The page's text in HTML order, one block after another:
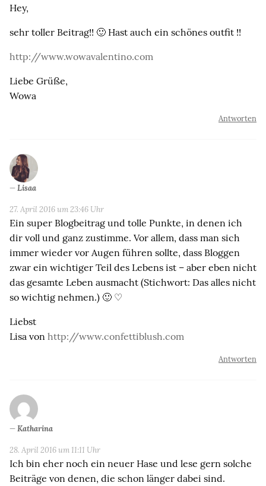
Hey,
sehr toller Beitrag!! 🙂 Hast auch ein schönes outfit !!
http://www.wowavalentino.com
Liebe Grüße,
Wowa
Antworten
Lisaa
27. April 2016 um 23:46 Uhr
Ein super Blogbeitrag und tolle Punkte, in denen ich
dir voll und ganz zustimme. Vor allem, dass man sich
immer wieder vor Augen führen sollte, dass Bloggen
zwar ein wichtiger Teil des Lebens ist – aber eben nicht
das gesamte Leben ausmacht (Stichwort: Das alles nicht
so wichtig nehmen.) 🙂 ♡
Liebst
Lisa von http://www.confettiblush.com
Antworten
Katharina
28. April 2016 um 11:11 Uhr
Ich bin eher noch ein neuer Hase und lese gern solche
Beiträge von denen, die schon länger dabei sind.